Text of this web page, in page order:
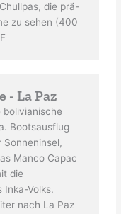
die prä-
zu sehen (400
- La Paz
bolivianische
Bootsausflug
Manco Capac
die
Inka-Volks.
nach La Paz